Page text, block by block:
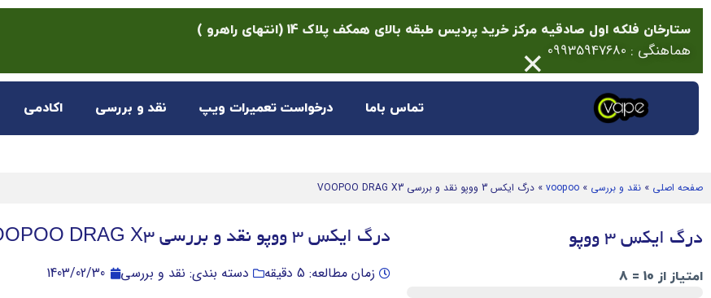
ستارخان فلکه اول صادقیه مرکز خرید پردیس طبقه بالای همکف پلاک 14 (انتهای راهرو )
هماهنگی : 09935947680 ×
تماس باما درخواست تعمیرات ویپ نقد و بررسی اکادمی
صفحه اصلی » نقد و بررسی »
voopoo
» درگ ایکس 3 ووپو نقد و بررسی VOOPOO DRAG X3
درگ ایکس 3 ووپو
امتیاز از 10 = 8
درگ ایکس 3 ووپو نقد و بررسی VOOPOO DRAG X3
زمان مطالعه: 5 دقیقه دسته بندی: نقد و بررسی
1403/02/30